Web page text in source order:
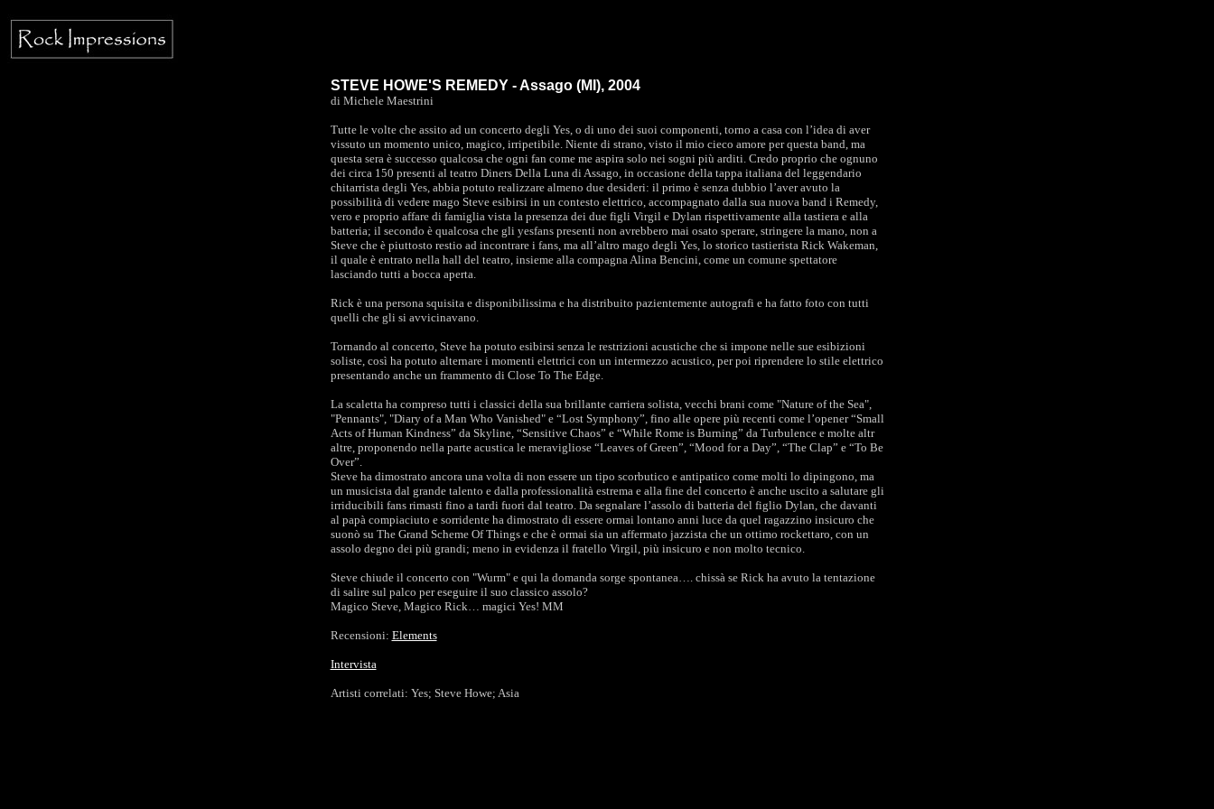
STEVE HOWE'S REMEDY - Assago (MI), 2004
di Michele Maestrini
Tutte le volte che assito ad un concerto degli Yes, o di uno dei suoi componenti, torno a casa con l’idea di aver
vissuto un momento unico, magico, irripetibile. Niente di strano, visto il mio cieco amore per questa band, ma
questa sera è successo qualcosa che ogni fan come me aspira solo nei sogni più arditi. Credo proprio che ognuno
dei circa 150 presenti al teatro Diners Della Luna di Assago, in occasione della tappa italiana del leggendario
chitarrista degli Yes, abbia potuto realizzare almeno due desideri: il primo è senza dubbio l’aver avuto la
possibilità di vedere mago Steve esibirsi in un contesto elettrico, accompagnato dalla sua nuova band i Remedy,
vero e proprio affare di famiglia vista la presenza dei due figli Virgil e Dylan rispettivamente alla tastiera e alla
batteria; il secondo è qualcosa che gli yesfans presenti non avrebbero mai osato sperare, stringere la mano, non a
Steve che è piuttosto restio ad incontrare i fans, ma all’altro mago degli Yes, lo storico tastierista Rick Wakeman,
il quale è entrato nella hall del teatro, insieme alla compagna Alina Bencini, come un comune spettatore
lasciando tutti a bocca aperta.
Rick è una persona squisita e disponibilissima e ha distribuito pazientemente autografi e ha fatto foto con tutti
quelli che gli si avvicinavano.
Tornando al concerto, Steve ha potuto esibirsi senza le restrizioni acustiche che si impone nelle sue esibizioni
soliste, così ha potuto alternare i momenti elettrici con un intermezzo acustico, per poi riprendere lo stile elettrico
presentando anche un frammento di Close To The Edge.
La scaletta ha compreso tutti i classici della sua brillante carriera solista, vecchi brani come "Nature of the Sea",
"Pennants", "Diary of a Man Who Vanished" e “Lost Symphony”, fino alle opere più recenti come l’opener “Small
Acts of Human Kindness” da Skyline, “Sensitive Chaos” e “While Rome is Burning” da Turbulence e molte altr
altre, proponendo nella parte acustica le meravigliose “Leaves of Green”, “Mood for a Day”, “The Clap” e “To Be
Over”.
Steve ha dimostrato ancora una volta di non essere un tipo scorbutico e antipatico come molti lo dipingono, ma
un musicista dal grande talento e dalla professionalità estrema e alla fine del concerto è anche uscito a salutare gli
irriducibili fans rimasti fino a tardi fuori dal teatro. Da segnalare l’assolo di batteria del figlio Dylan, che davanti
al papà compiaciuto e sorridente ha dimostrato di essere ormai lontano anni luce da quel ragazzino insicuro che
suonò su The Grand Scheme Of Things e che è ormai sia un affermato jazzista che un ottimo rockettaro, con un
assolo degno dei più grandi; meno in evidenza il fratello Virgil, più insicuro e non molto tecnico.
Steve chiude il concerto con "Wurm" e qui la domanda sorge spontanea…. chissà se Rick ha avuto la tentazione
di salire sul palco per eseguire il suo classico assolo?
Magico Steve, Magico Rick… magici Yes! MM
Recensioni: Elements
Intervista
Artisti correlati: Yes; Steve Howe; Asia